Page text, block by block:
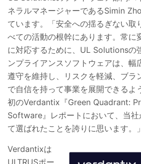
ネラルマネージャーであるSimin
ています。「安全への揺るぎない取
べての活動の根幹にあります。常に
に対応するために、 UL Solutionsの
ンプライアンスソフトウェアは、幅
遵守を維持し、リスクを軽減、ブラ
で自信を持って事業を展開できるよ
初のVerdantix 『Green Quadrant:
Software 』レポートにおいて、当
て選ばれたことを誇りに思います。」
Verdantixは
ULTRUSポー